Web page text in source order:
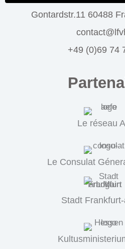
Gontardstr.11 60488
+49 (0)69 74
Le réseau
Le Consulat
Stadt